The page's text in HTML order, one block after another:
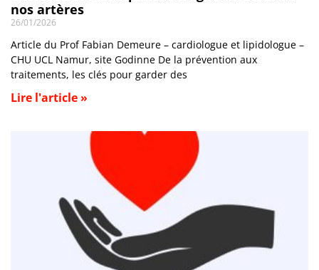
nos artères
26/01/2026
Article du Prof Fabian Demeure – cardiologue et lipidologue –
CHU UCL Namur, site Godinne De la prévention aux
traitements, les clés pour garder des
Lire l'article »